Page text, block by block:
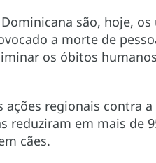
são, hoje,
a morte de
os óbitos
regionais contra
reduziram em mais de
cães.